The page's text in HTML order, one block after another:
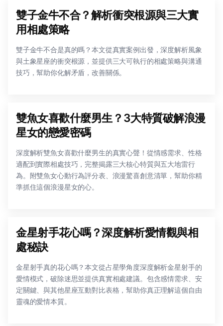
雙子金牛不合？解析衝突根源與三大實
用相處策略
雙子金牛不合是真的嗎？本文從真實案例出發，深度解析風象
與土象星座的衝突根源，並提供三大可執行的相處策略與溝通
技巧，幫助你化解矛盾，改善關係。
雙魚女喜歡什麼男生？3大特質破解浪漫
星女的戀愛密碼
深度解析雙魚女喜歡什麼男生的真實心聲！從情感需求、性格
適配到實際相處技巧，完整揭露三大核心特質與五大地雷行
為。附雙魚女心動行為評分表、浪漫驚喜創意清單，幫助你精
準抓住這個浪漫星女的心。
金星射手花心嗎？深度解析愛情觀與相
處秘訣
金星射手真的花心嗎？本文從占星學角度深度解析金星射手的
愛情模式，破除迷思並提供真實相處建議。包含感情需求、安
定關鍵、與其他星座互動對比表格，幫助你真正理解這個自由
靈魂的愛情本質。